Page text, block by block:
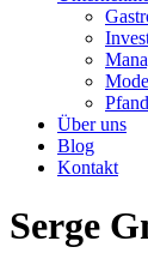
Über uns
Blog
Kontakt
Serge